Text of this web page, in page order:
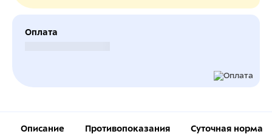
Оплата
Описание Противопоказания Суточная норма